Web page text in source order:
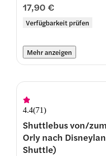
17,90 €
Verfügbarkeit prüfen
Mehr anzeigen
4.4(71)
Shuttlebus von/
Orly nach
Shuttle)